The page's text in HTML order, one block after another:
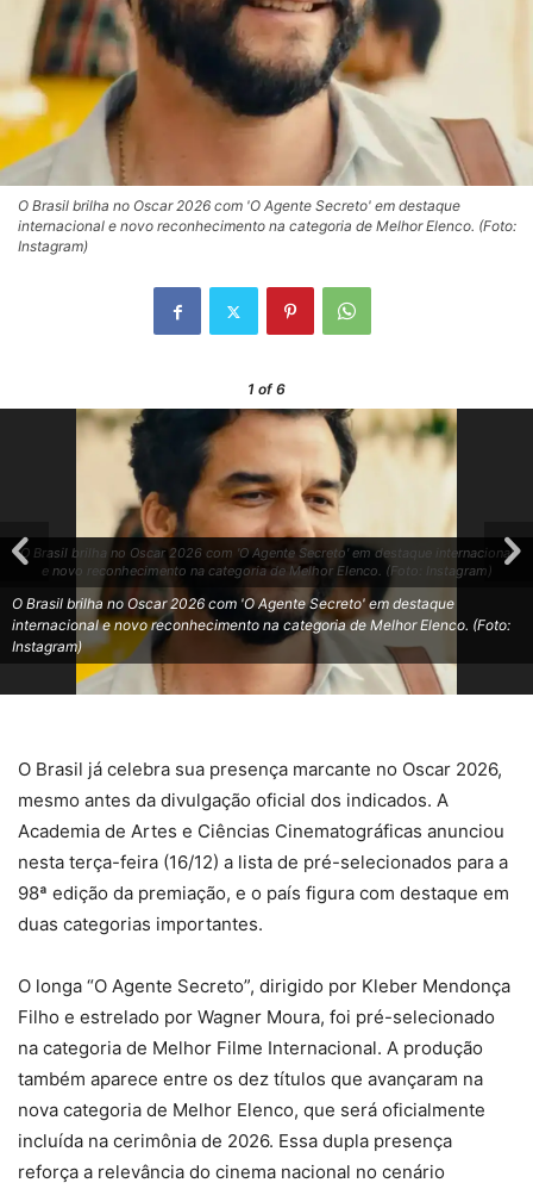
O Brasil brilha no Oscar 2026 com 'O Agente Secreto' em destaque
internacional e novo reconhecimento na categoria de Melhor Elenco. (Foto:
Instagram)
1 of 6
O Brasil brilha no Oscar 2026 com 'O Agente Secreto' em destaque internacional
e novo reconhecimento na categoria de Melhor Elenco. (Foto: Instagram)
O Brasil brilha no Oscar 2026 com 'O Agente Secreto' em destaque
internacional e novo reconhecimento na categoria de Melhor Elenco. (Foto:
Instagram)
O Brasil já celebra sua presença marcante no Oscar 2026,
mesmo antes da divulgação oficial dos indicados. A
Academia de Artes e Ciências Cinematográficas anunciou
nesta terça-feira (16/12) a lista de pré-selecionados para a
98ª edição da premiação, e o país figura com destaque em
duas categorias importantes.
O longa “O Agente Secreto”, dirigido por Kleber Mendonça
Filho e estrelado por Wagner Moura, foi pré-selecionado
na categoria de Melhor Filme Internacional. A produção
também aparece entre os dez títulos que avançaram na
nova categoria de Melhor Elenco, que será oficialmente
incluída na cerimônia de 2026. Essa dupla presença
reforça a relevância do cinema nacional no cenário